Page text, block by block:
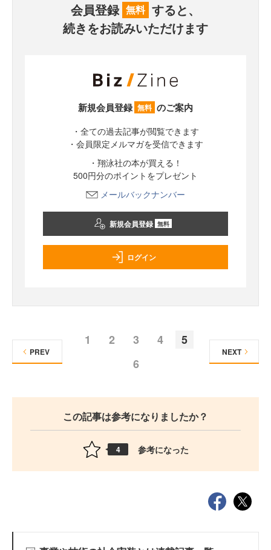
会員登録 無料 すると、
続きをお読みいただけます
新規会員登録 無料 のご案内
・全ての過去記事が閲覧できます
・会員限定メルマガを受信できます
・翔泳社の本が買える！
500円分のポイントをプレゼント
メールバックナンバー
新規会員登録 無料
ログイン
1 2 3 4
5
6
PREV NEXT
この記事は参考になりましたか？
4 参考になった